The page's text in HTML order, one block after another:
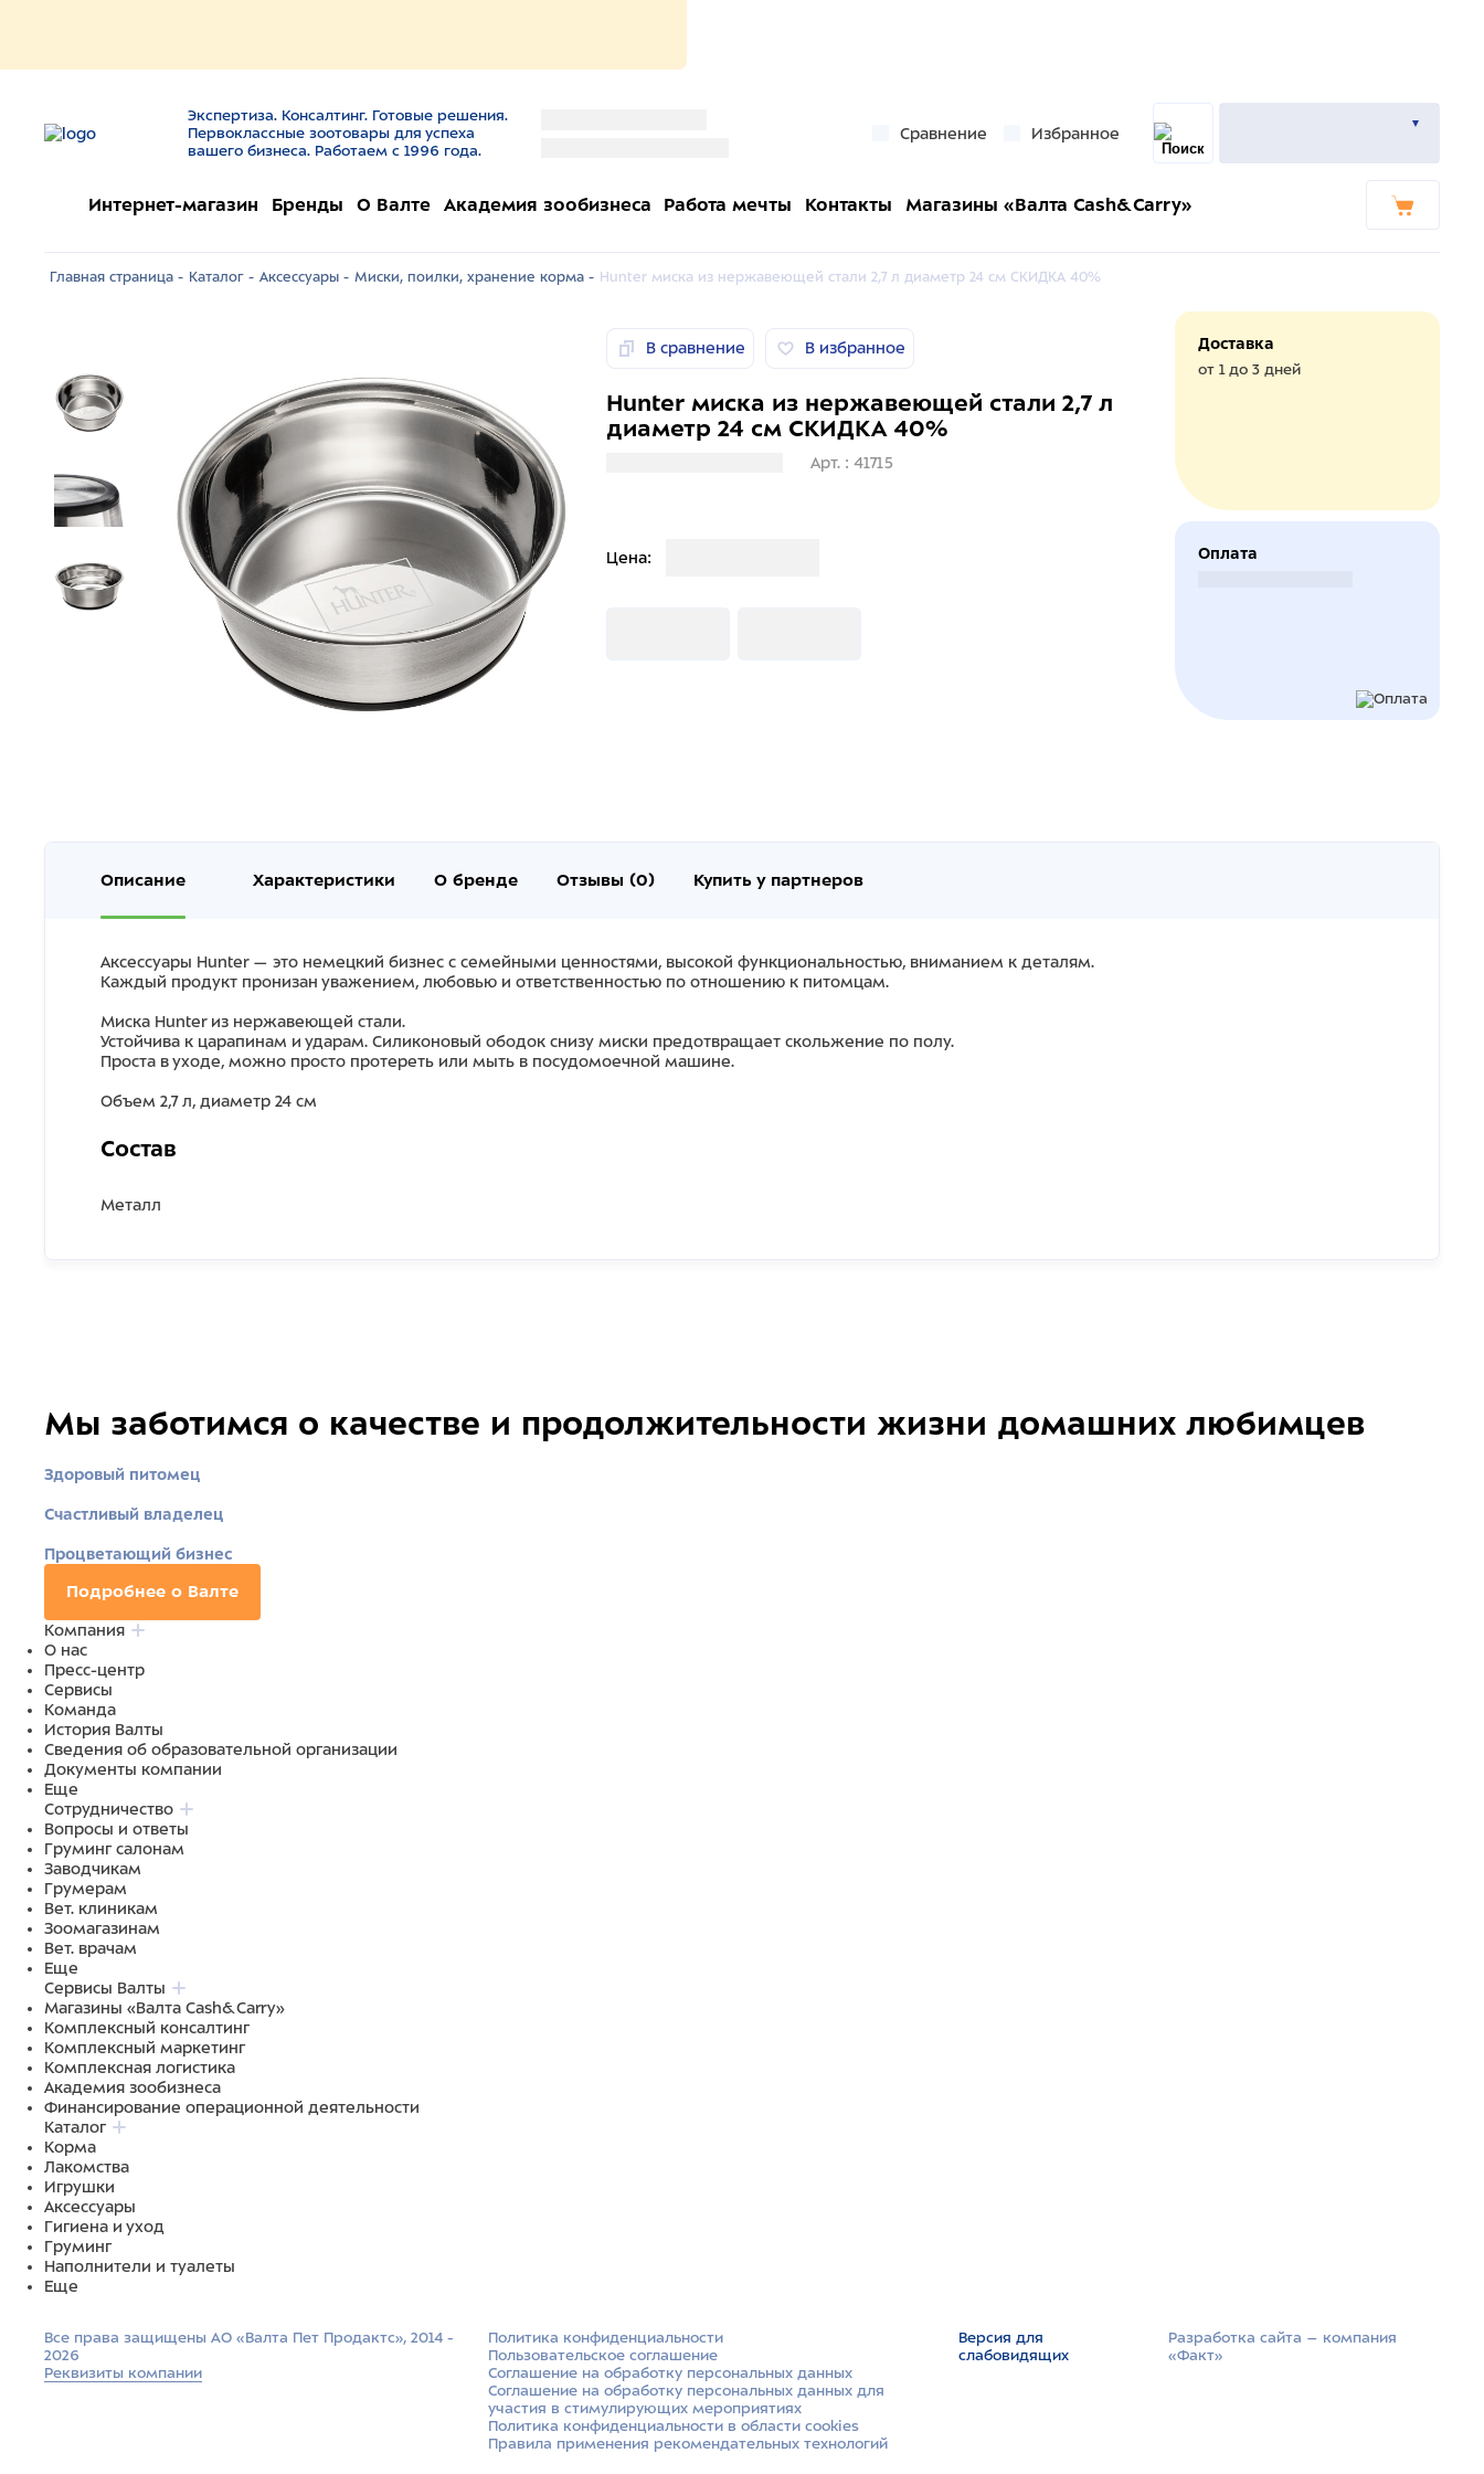
Экспертиза. Консалтинг. Готовые решения.
Первоклассные зоотовары для успеха
вашего бизнеса. Работаем с 1996 года.
Сравнение Избранное
Интернет-магазин Бренды О Валте Академия зообизнеса Работа мечты Контакты Магазины «Валта Cash&Carry»
Главная страница - Каталог - Аксессуары - Миски, поилки, хранение корма - Hunter миска из нержавеющей стали 2,7 л диаметр 24 см СКИДКА 40%
В сравнение В избранное
Hunter миска из нержавеющей стали 2,7 л
диаметр 24 см СКИДКА 40%
Арт. : 41715
Цена:
Доставка
от 1 до 3 дней
Оплата
Описание Характеристики О бренде Отзывы (0) Купить у партнеров
Аксессуары Hunter — это немецкий бизнес с семейными ценностями, высокой функциональностью, вниманием к деталям.
Каждый продукт пронизан уважением, любовью и ответственностью по отношению к питомцам.
Миска Hunter из нержавеющей стали.
Устойчива к царапинам и ударам. Силиконовый ободок снизу миски предотвращает скольжение по полу.
Проста в уходе, можно просто протереть или мыть в посудомоечной машине.
Объем 2,7 л, диаметр 24 см
Состав
Металл
Мы заботимся о качестве и продолжительности жизни домашних любимцев
Здоровый питомец
Счастливый владелец
Процветающий бизнес
Подробнее о Валте
Компания
О нас
Пресс-центр
Сервисы
Команда
История Валты
Сведения об образовательной организации
Документы компании
Еще
Сотрудничество
Вопросы и ответы
Груминг салонам
Заводчикам
Грумерам
Вет. клиникам
Зоомагазинам
Вет. врачам
Еще
Сервисы Валты
Магазины «Валта Cash&Carry»
Комплексный консалтинг
Комплексный маркетинг
Комплексная логистика
Академия зообизнеса
Финансирование операционной деятельности
Каталог
Корма
Лакомства
Игрушки
Аксессуары
Гигиена и уход
Груминг
Наполнители и туалеты
Еще
Все права защищены АО «Валта Пет Продактс», 2014 -
2026
Реквизиты компании
Политика конфиденциальности
Пользовательское соглашение
Соглашение на обработку персональных данных
Соглашение на обработку персональных данных для
участия в стимулирующих мероприятиях
Политика конфиденциальности в области cookies
Правила применения рекомендательных технологий
Версия для
слабовидящих
Разработка сайта –­ компания
«Факт»